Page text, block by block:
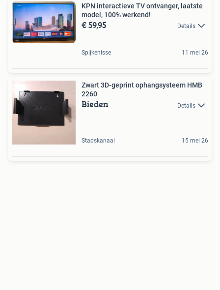
KPN interactieve TV ontvanger, laatste
model, 100% werkend!
€ 59,95 Details
Spijkenisse 11 mei 26
Zwart 3D-geprint ophangsysteem HMB
2260
Bieden Details
Stadskanaal 15 mei 26